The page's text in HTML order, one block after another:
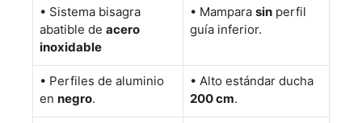
• Sistema bisagra
abatible de acero
inoxidable
• Mampara sin perfil
guía inferior.
• Perfiles de aluminio
en negro.
• Alto estándar ducha
200 cm.